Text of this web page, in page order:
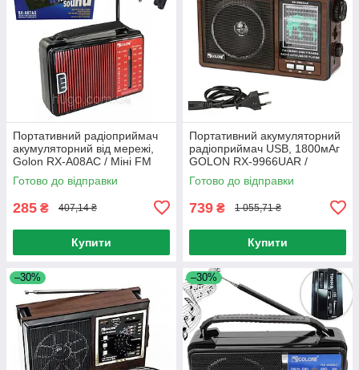
Портативний радіоприймач
акумуляторний від мережі,
Golon RX-A08AC / Міні FM
радіо
Готово до відправки
285 ₴ 407,14 ₴
Купити
Портативний акумуляторний
радіоприймач USB, 1800мАг
GOLON RX-9966UAR /
Портативне FM радіо
Готово до відправки
739 ₴ 1 055,71 ₴
Купити
–30% –30%